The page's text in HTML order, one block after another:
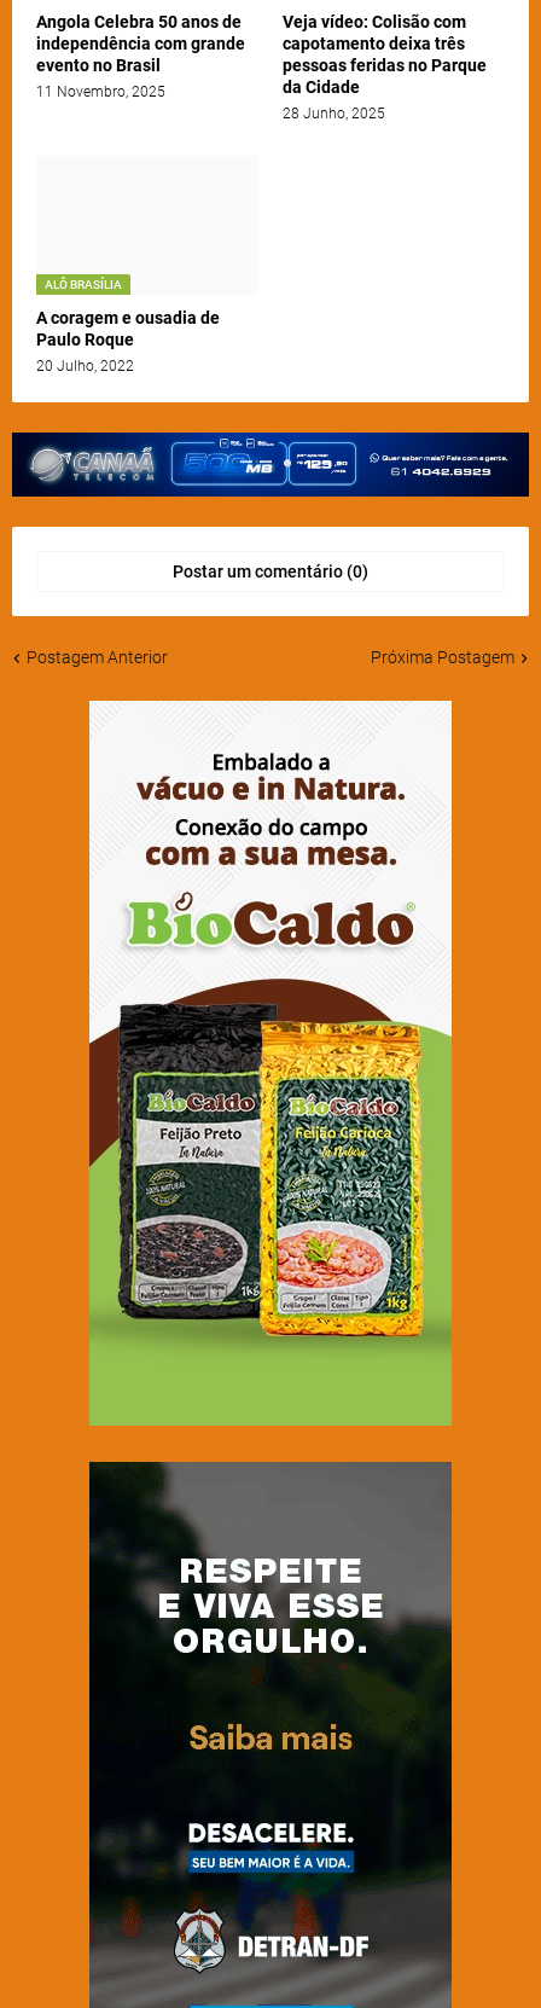
Angola Celebra 50 anos de
independência com grande
evento no Brasil
11 Novembro, 2025
Veja vídeo: Colisão com
capotamento deixa três
pessoas feridas no Parque
da Cidade
28 Junho, 2025
ALÔ BRASÍLIA
A coragem e ousadia de
Paulo Roque
20 Julho, 2022
Postar um comentário (0)
Postagem Anterior Próxima Postagem